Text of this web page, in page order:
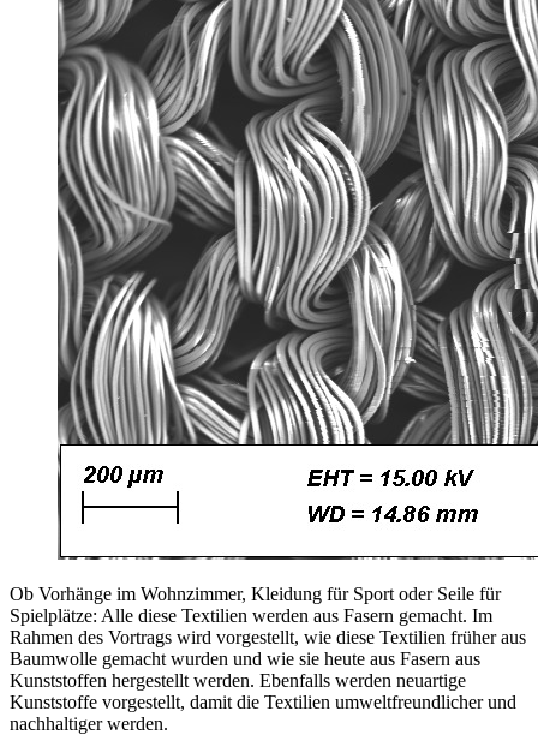
Ob Vorhänge im Wohnzimmer, Kleidung für Sport oder Seile für
Spielplätze: Alle diese Textilien werden aus Fasern gemacht. Im
Rahmen des Vortrags wird vorgestellt, wie diese Textilien früher aus
Baumwolle gemacht wurden und wie sie heute aus Fasern aus
Kunststoffen hergestellt werden. Ebenfalls werden neuartige
Kunststoffe vorgestellt, damit die Textilien umweltfreundlicher und
nachhaltiger werden.